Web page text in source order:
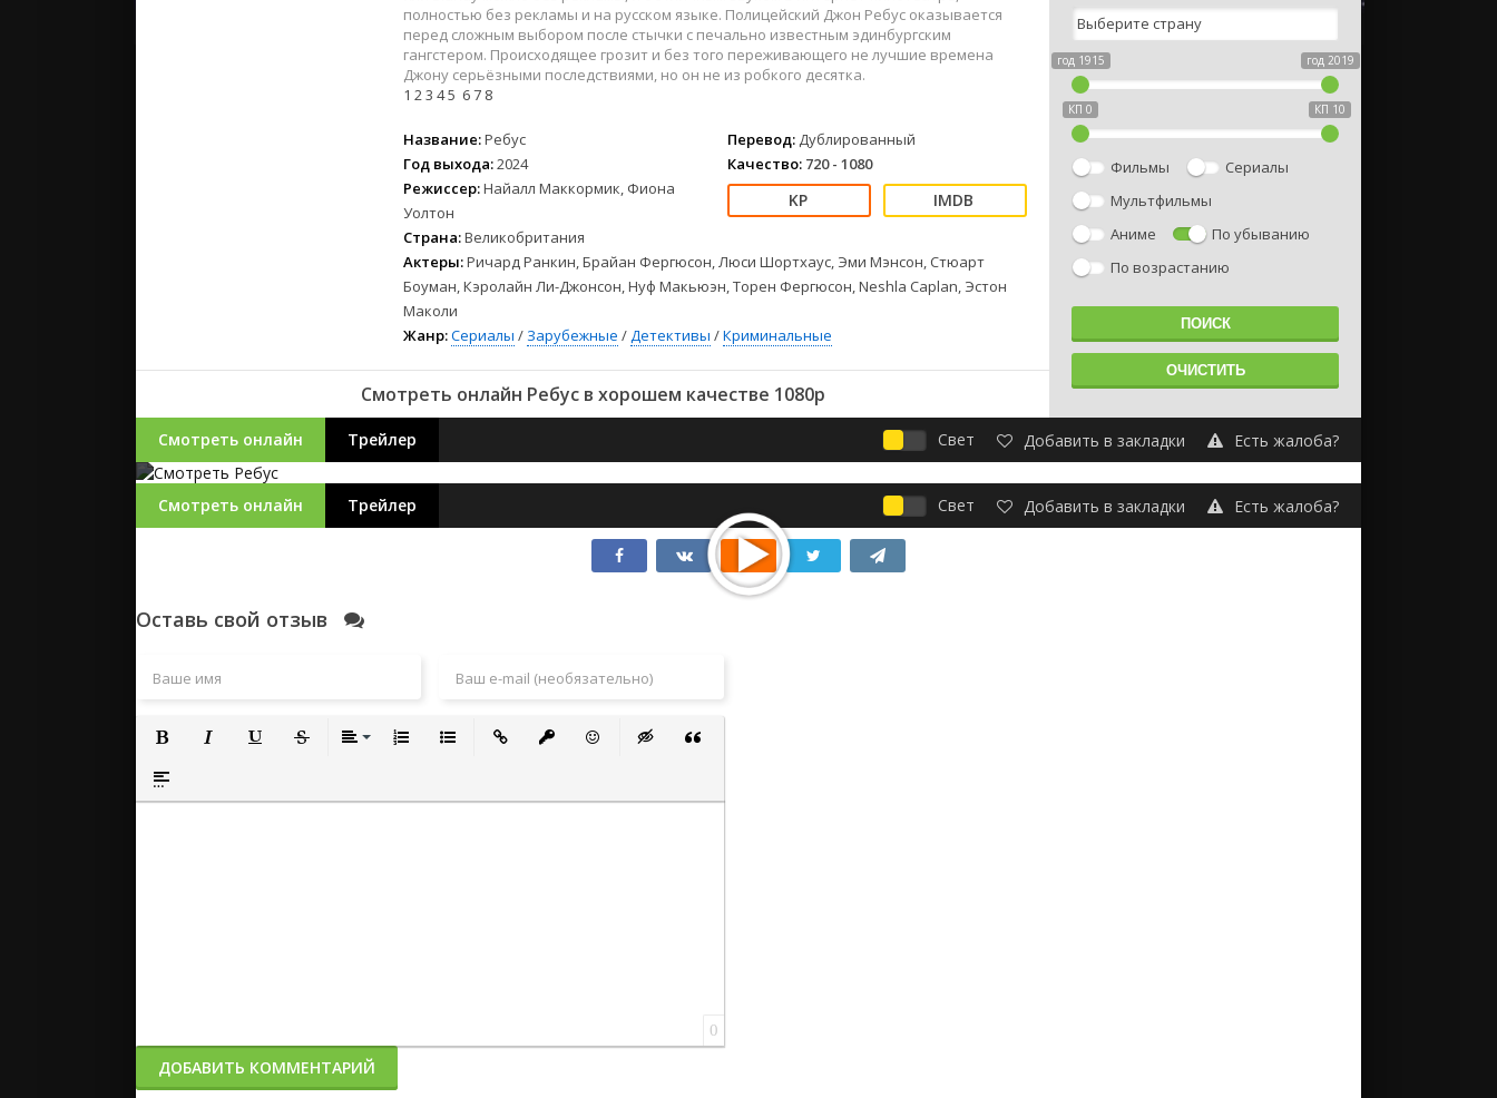
2022
2021
СССР
Зарубежные
Детские
Драмы
Спорт
Триллеры
Фэнтези
2022
2021
СССР
Фильмы из соцетей
полностью без рекламы и на русском языке. Полицейский Джон Ребус оказывается
перед сложным выбором после стычки с печально известным эдинбургским
гангстером. Происходящее грозит и без того переживающего не лучшие времена
Джону серьёзными последствиями, но он не из робкого десятка.
1 23 45 67 8
Название:Ребус
Год выхода:2024
Режиссер:Найалл Маккормик, Фиона
Уолтон
Страна:Великобритания
Перевод: Дублированный
Качество: 720 - 1080
Актеры:Ричард Ранкин, Брайан Фергюсон, Люси Шортхаус, Эми Мэнсон, Стюарт
Боуман, Кэролайн Ли-Джонсон, Нуф Макьюэн, Торен Фергюсон, Neshla Caplan, Эстон
Маколи
Жанр:Сериалы / Зарубежные /Детективы /Криминальные
Смотреть онлайн Ребус в хорошем качестве 1080p
год 1915 год 2019
КП 0 КП 10
Фильмы
Сериалы
Мультфильмы
Аниме
По убыванию
По возрастанию
Смотреть онлайн Трейлер Свет Добавить в закладки Есть жалоба?
Смотреть онлайн Трейлер Свет Добавить в закладки Есть жалоба?
Оставь свой отзыв
Полужирный
Вставка спойлера
0
ДОБАВИТЬ КОММЕНТАРИЙ